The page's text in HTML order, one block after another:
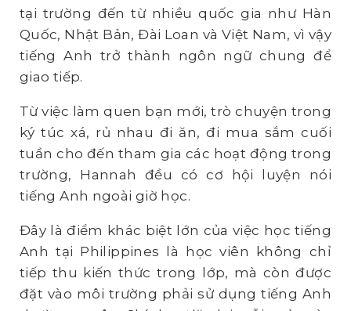
tại trường đến từ nhiều quốc gia như Hàn
Quốc, Nhật Bản, Đài Loan và Việt Nam, vì vậy
tiếng Anh trở thành ngôn ngữ chung để
giao tiếp.
Từ việc làm quen bạn mới, trò chuyện trong
ký túc xá, rủ nhau đi ăn, đi mua sắm cuối
tuần cho đến tham gia các hoạt động trong
trường, Hannah đều có cơ hội luyện nói
tiếng Anh ngoài giờ học.
Đây là điểm khác biệt lớn của việc học tiếng
Anh tại Philippines là học viên không chỉ
tiếp thu kiến thức trong lớp, mà còn được
đặt vào môi trường phải sử dụng tiếng Anh